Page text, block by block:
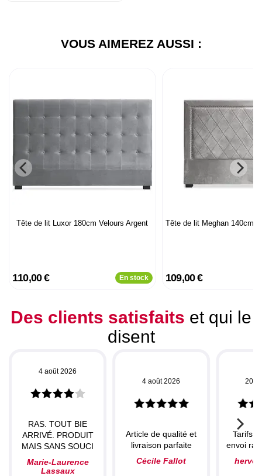
VOUS AIMEREZ AUSSI :
Tête de lit Luxor 180cm Velours Argent
110,00 € En stock
Tête de lit Meghan 140cm
109,00 €
Des clients satisfaits et qui le
disent
4 août 2026
RAS. TOUT BIE
ARRIVÉ. PRODUIT
MAIS SANS SOUCI
Marie-Laurence
Lassaux
4 août 2026
Article de qualité et
livraison parfaite
Cécile Fallot
20
Tarifs
envoi
herve